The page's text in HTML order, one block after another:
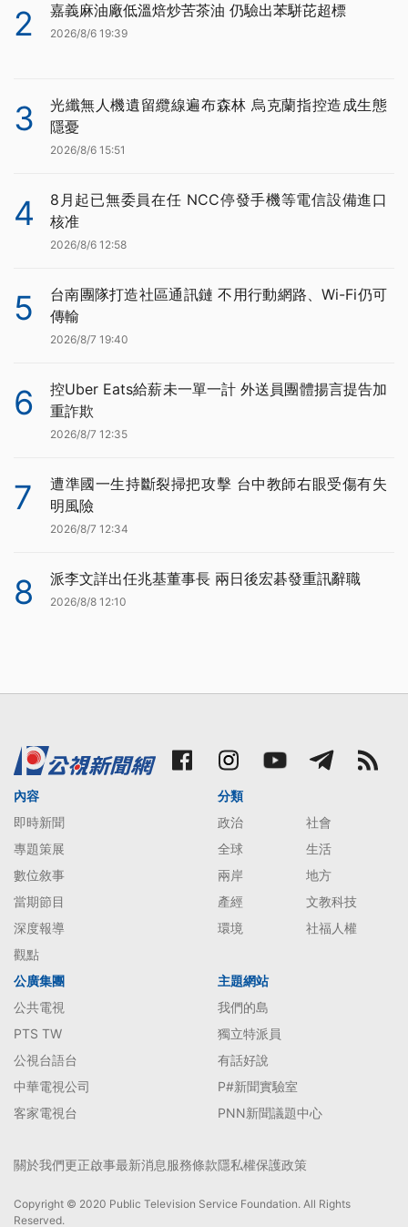
2 嘉義麻油廠低溫焙炒苦茶油 仍驗出苯駢芘超標
2026/8/6 19:39
3
光纖無人機遺留纜線遍布森林 烏克蘭指控造成生態
隱憂
2026/8/6 15:51
4
8月起已無委員在任 NCC停發手機等電信設備進口
核准
2026/8/6 12:58
5
台南團隊打造社區通訊鏈 不用行動網路、Wi-Fi仍可
傳輸
2026/8/7 19:40
6
控Uber Eats給薪未一單一計 外送員團體揚言提告加
重詐欺
2026/8/7 12:35
7
遭準國一生持斷裂掃把攻擊 台中教師右眼受傷有失
明風險
2026/8/7 12:34
8 派李文詳出任兆基董事長 兩日後宏碁發重訊辭職
2026/8/8 12:10
內容
即時新聞
專題策展
數位敘事
當期節目
深度報導
觀點
分類
政治
社會
全球
生活
兩岸
地方
產經
文教科技
環境
社福人權
公廣集團
公共電視
PTS TW
公視台語台
中華電視公司
客家電視台
主題網站
我們的島
獨立特派員
有話好說
P#新聞實驗室
PNN新聞議題中心
關於我們更正啟事最新消息服務條款隱私權保護政策
Copyright © 2020 Public Television Service Foundation. All Rights
Reserved.